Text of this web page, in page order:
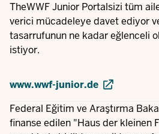
TheWWF Junior Portalsizi tüm
verici mücadeleye davet ediyor
tasarrufunun ne kadar eğlenceli
istiyor.
www.wwf-junior.de
Federal Eğitim ve Araştırma
finanse edilen "Haus der kleinen